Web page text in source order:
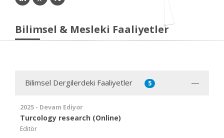
Bilimsel & Mesleki Faaliyetler
Bilimsel Dergilerdeki Faaliyetler 5
2025 - Devam Ediyor
Turcology research (Online)
Editör